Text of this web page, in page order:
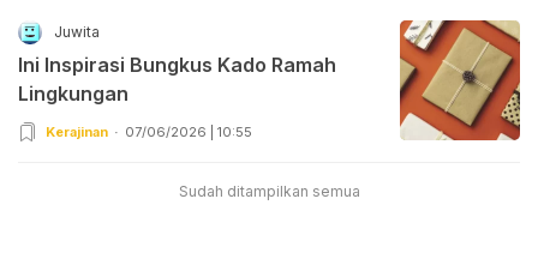
Juwita
Ini Inspirasi Bungkus Kado Ramah
Lingkungan
Kerajinan 07/06/2026 | 10:55
Sudah ditampilkan semua